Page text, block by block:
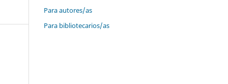
Para autores/as
Para bibliotecarios/as